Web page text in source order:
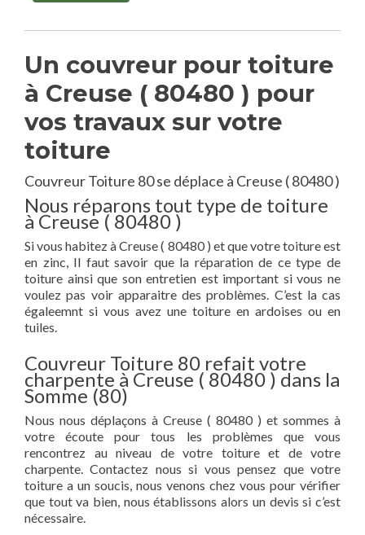
Un couvreur pour toiture
à Creuse ( 80480 ) pour
vos travaux sur votre
toiture
Couvreur Toiture 80 se déplace à Creuse ( 80480 )
Nous réparons tout type de toiture
à Creuse ( 80480 )
Si vous habitez à Creuse ( 80480 ) et que votre toiture est
en zinc, Il faut savoir que la réparation de ce type de
toiture ainsi que son entretien est important si vous ne
voulez pas voir apparaitre des problèmes. C’est la cas
égaleemnt si vous avez une toiture en ardoises ou en
tuiles.
Couvreur Toiture 80 refait votre
charpente à Creuse ( 80480 ) dans la
Somme (80)
Nous nous déplaçons à Creuse ( 80480 ) et sommes à
votre écoute pour tous les problèmes que vous
rencontrez au niveau de votre toiture et de votre
charpente. Contactez nous si vous pensez que votre
toiture a un soucis, nous venons chez vous pour vérifier
que tout va bien, nous établissons alors un devis si c’est
nécessaire.